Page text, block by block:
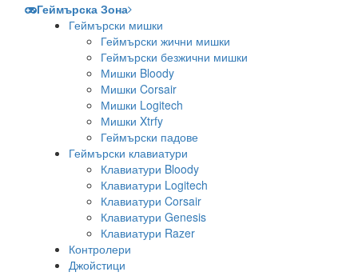
Геймърска Зона
Геймърски мишки
Геймърски жични мишки
Геймърски безжични мишки
Мишки Bloody
Мишки Corsair
Мишки Logitech
Мишки Xtrfy
Геймърски падове
Геймърски клавиатури
Клавиатури Bloody
Клавиатури Logitech
Клавиатури Corsair
Клавиатури Genesis
Клавиатури Razer
Контролери
Джойстици